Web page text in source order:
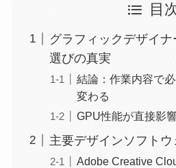
目
グラフィックデザイ
選びの真実
結論：作業内容で
変わる
GPU性能が直接影
主要デザインソフト
Adobe Creative